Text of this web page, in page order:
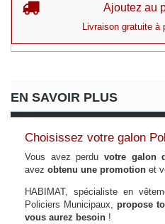
Ajoutez au
Livraison gratuite à
EN SAVOIR PLUS
Choisissez votre galon
Vous avez perdu votre galon
avez obtenu une promotion et
HABIMAT, spécialiste en
Policiers Municipaux, propose
vous aurez besoin !